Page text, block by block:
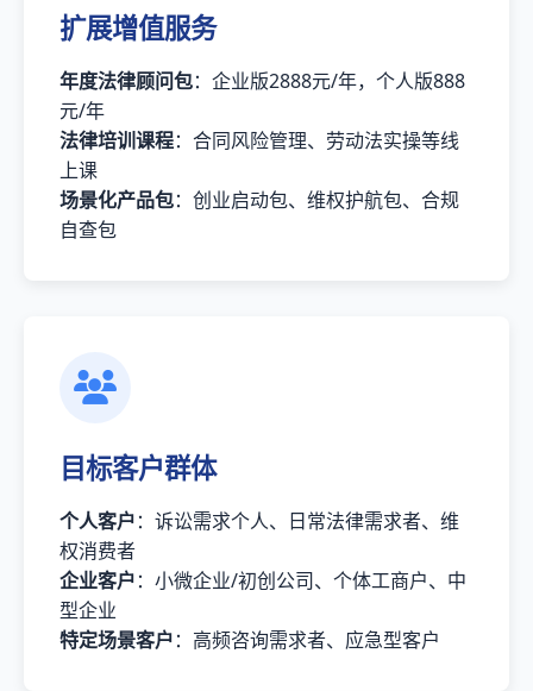
扩展增值服务
年度法律顾问包：企业版2888元/年，个人版888
元/年
法律培训课程：合同风险管理、劳动法实操等线
上课
场景化产品包：创业启动包、维权护航包、合规
自查包
目标客户群体
个人客户：诉讼需求个人、日常法律需求者、维
权消费者
企业客户：小微企业/初创公司、个体工商户、中
型企业
特定场景客户：高频咨询需求者、应急型客户